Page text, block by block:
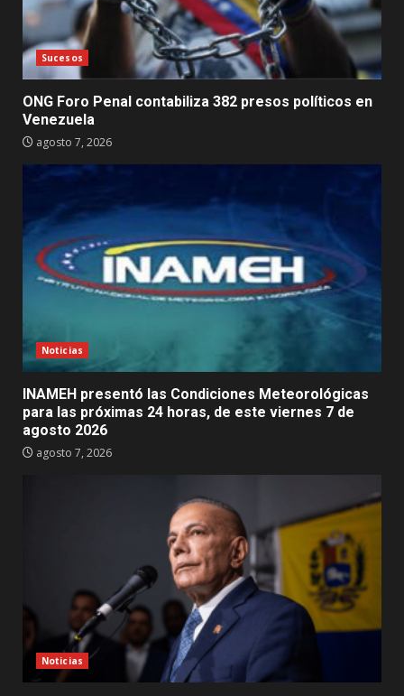
Sucesos
ONG Foro Penal contabiliza 382 presos políticos en
Venezuela
agosto 7, 2026
Noticias
INAMEH presentó las Condiciones Meteorológicas
para las próximas 24 horas, de este viernes 7 de
agosto 2026
agosto 7, 2026
Noticias